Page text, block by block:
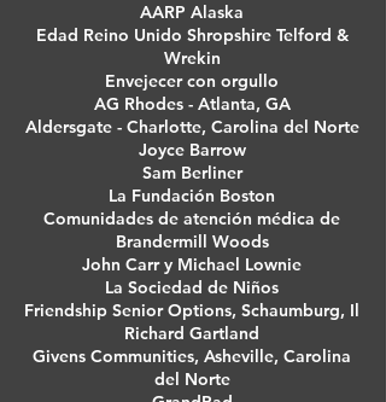
AARP Alaska
Edad Reino Unido Shropshire Telford &
Wrekin
Envejecer con orgullo
AG Rhodes - Atlanta, GA
Aldersgate - Charlotte, Carolina del Norte
Joyce Barrow
Sam Berliner
La Fundación Boston
Comunidades de atención médica de
Brandermill Woods
John Carr y Michael Lownie
La Sociedad de Niños
Friendship Senior Options, Schaumburg, Il
Richard Gartland
Givens Communities, Asheville, Carolina
del Norte